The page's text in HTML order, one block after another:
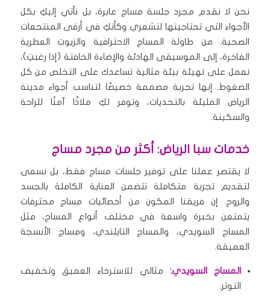
نحن لا نقدم مجرد جلسة مساج عابرة، بل نأتي إليكِ بكل
الأجواء التي تحتاجينها لتشعري وكأنكِ في أرقى المنتجعات
الصحية. من طاولة المساج الاحترافية والزيوت العطرية
الفاخرة، إلى الموسيقى الهادئة والإضاءة الخافتة (إذا رغبتِ)،
نعمل على تهيئة بيئة مثالية تساعدك على التخلص من كل
الضغوط. إنها تجربة مصممة خصيصًا لتناسب أجواء مدينة
الرياض المليئة بالتحديات، وتوفر لكِ ملاذًا آمنًا للراحة
والسكينة.
خدمات سبا الرياض: أكثر من مجرد مساج
لا يقتصر عملنا على توفير جلسات مساج فقط، بل نسعى
لتقديم تجربة متكاملة تتضمن العناية الكاملة بالجسد
والروح. إن فريقنا المكون من أخصائيات مساج محترفات
يتمتعن بخبرة واسعة في مختلف أنواع المساج، مثل
المساج السويدي، والمساج التايلندي، ومساج الأنسجة
العميقة.
المساج السويدي:مثالي للاسترخاء العميق وتخفيف
التوتر.